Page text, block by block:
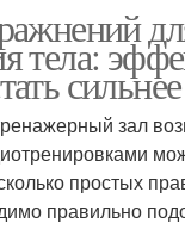
тела:
сильнее
зал
простых
правильно